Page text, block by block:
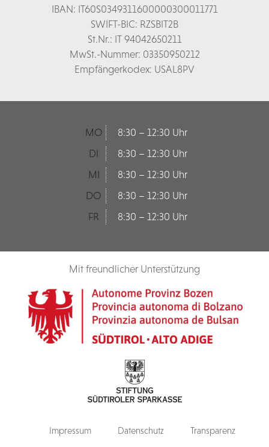
IBAN: IT60S0349311600000300011771
SWIFT-BIC: RZSBIT2B
St.Nr.: IT 94042650211
MwSt.-Nummer: 03350950212
Empfängerkodex: USAL8PV
MO
8:30 – 12:30 Uhr
DI
8:30 – 12:30 Uhr
MI
8:30 – 12:30 Uhr
DO
8:30 – 12:30 Uhr
FR
8:30 – 12:30 Uhr
Mit freundlicher Unterstützung
Impressum Datenschutz Transparenz